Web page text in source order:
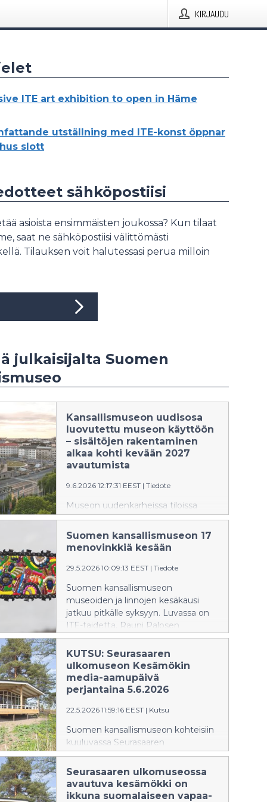
KIRJAUDU
ITE art exhibition to open in Häme
utställning med ITE-konst öppnar
slott
sähköpostiisi
asioista ensimmäisten joukossa? Kun tilaat
saat ne sähköpostiisi välittömästi
Tilauksen voit halutessasi perua milloin
julkaisijalta Suomen
Kansallismuseon uudisosa
luovutettu museon käyttöön
– sisältöjen rakentaminen
alkaa kohti kevään 2027
avautumista
9.6.2026 12:17:31 EEST | Tiedote
Museon uudenkarheissa tiloissa
alkavat nyt tilojen viimeistelytyöt, ja
pian sen jälkeen sisältöjen
rakentaminen. Peruskorjauksen läpi
luovutetaan Suomen
Kansallismuseo avautuu yleisölle
huhtikuussa 2027.
Suomen kansallismuseon 17
menovinkkiä kesään
29.5.2026 10:09:13 EEST | Tiedote
Suomen kansallismuseon
museoiden ja linnojen kesäkausi
jatkuu pitkälle syksyyn. Luvassa on
ITE-taidetta, Rauni Palosen
paperinukkeja ja koettavaa kaiken
ikäisille.
KUTSU: Seurasaaren
ulkomuseon Kesämökin
media-aamupäivä
perjantaina 5.6.2026
22.5.2026 11:59:16 EEST | Kutsu
Suomen kansallismuseon kohteisiin
kuuluvassa Seurasaaren
ulkomuseossa 13.6.2026 yleisölle
avautuva Kesämökki on ikkuna
suomalaiseen vapaa-ajanviettoon ja
nykypäivän maaseutusuhteeseen.
Seurasaaren ulkomuseossa
avautuva kesämökki on
ikkuna suomalaiseen vapaa-